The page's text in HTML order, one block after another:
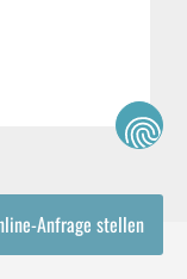
Anfrage stellen